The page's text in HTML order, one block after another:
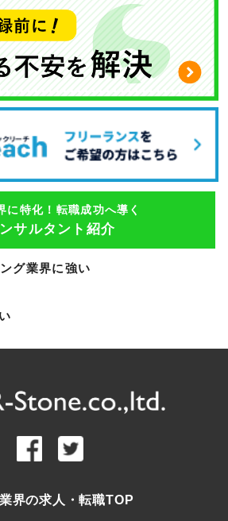
に特化！転職成功へ導く
サルタント紹介
グ業界に強い
界の求人・転職TOP